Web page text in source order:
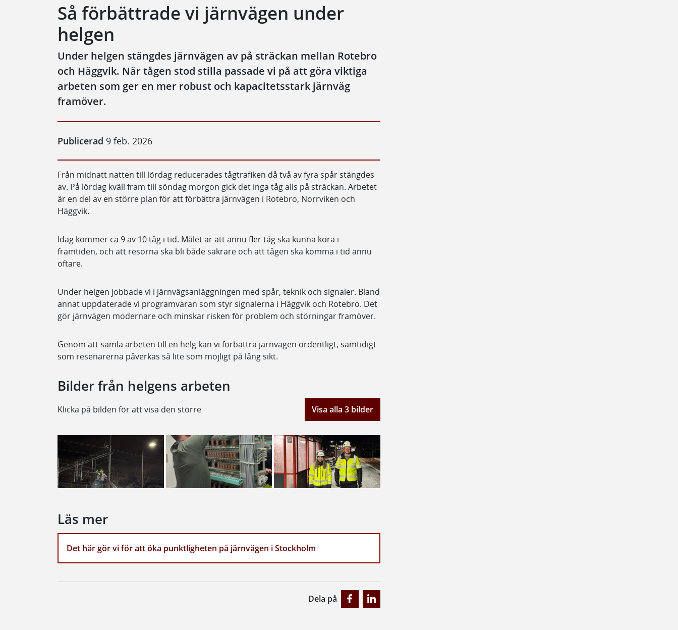
Så förbättrade vi järnvägen under
helgen
Under helgen stängdes järnvägen av på sträckan mellan Rotebro
och Häggvik. När tågen stod stilla passade vi på att göra viktiga
arbeten som ger en mer robust och kapacitetsstark järnväg
framöver.
Publicerad 9 feb. 2026
Från midnatt natten till lördag reducerades tågtrafiken då två av fyra spår stängdes
av. På lördag kväll fram till söndag morgon gick det inga tåg alls på sträckan. Arbetet
är en del av en större plan för att förbättra järnvägen i Rotebro, Norrviken och
Häggvik.
Idag kommer ca 9 av 10 tåg i tid. Målet är att ännu fler tåg ska kunna köra i
framtiden, och att resorna ska bli både säkrare och att tågen ska komma i tid ännu
oftare.
Under helgen jobbade vi i järnvägsanläggningen med spår, teknik och signaler. Bland
annat uppdaterade vi programvaran som styr signalerna i Häggvik och Rotebro. Det
gör järnvägen modernare och minskar risken för problem och störningar framöver.
Genom att samla arbeten till en helg kan vi förbättra järnvägen ordentligt, samtidigt
som resenärerna påverkas så lite som möjligt på lång sikt.
Bilder från helgens arbeten
Klicka på bilden för att visa den större Visa alla 3 bilder
Läs mer
Det här gör vi för att öka punktligheten på järnvägen i Stockholm
Dela på